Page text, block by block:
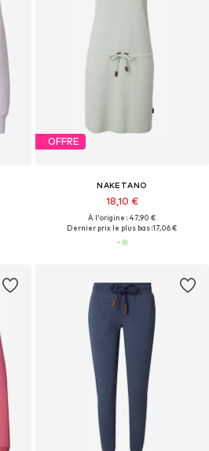
OFFRE
NAKETANO
18,10 €
À l'origine : 47,90 €
Dernier prix le plus bas :17,06 €